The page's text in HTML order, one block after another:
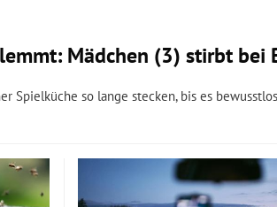
Mädchen (3) stirbt bei
Spielküche so lange stecken, bis es